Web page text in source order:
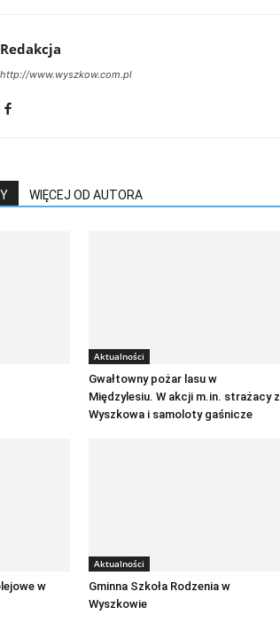
Redakcja
http://www.wyszkow.com.pl
WIĘCEJ OD AUTORA
Aktualności
Gwałtowny pożar lasu w
Międzylesiu. W akcji m.in. strażacy z
Wyszkowa i samoloty gaśnicze
w
Aktualności
Gminna Szkoła Rodzenia w
Wyszkowie